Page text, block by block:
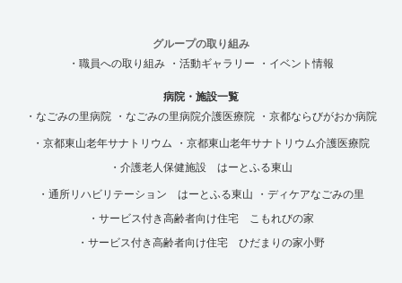
グループの取り組み
・職員への取り組み
・活動ギャラリー ・イベント情報
病院・施設一覧
・なごみの里病院
・なごみの里病院介護医療院 ・京都ならびがおか病院
・京都東山老年サナトリウム
・京都東山老年サナトリウム介護医療院
・介護老人保健施設 はーとふる東山
・通所リハビリテーション はーとふる東山
・ディケアなごみの里
・サービス付き高齢者向け住宅 こもれびの家
・サービス付き高齢者向け住宅 ひだまりの家小野